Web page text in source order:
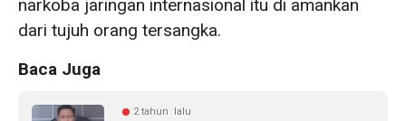
narkoba jaringan internasional itu di amankan
dari tujuh orang tersangka.
Baca Juga
2 tahun lalu